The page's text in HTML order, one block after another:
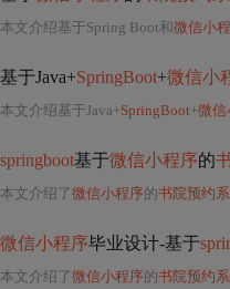
本文介绍基于Spring Boot和微信小
基于Java+SpringBoot+微信小
本文介绍基于Java+SpringBoot+微信
springboot基于微信小程序的
本文介绍了微信小程序的书院预约
微信小程序毕业设计-基于
本文介绍了微信小程序的书院预约